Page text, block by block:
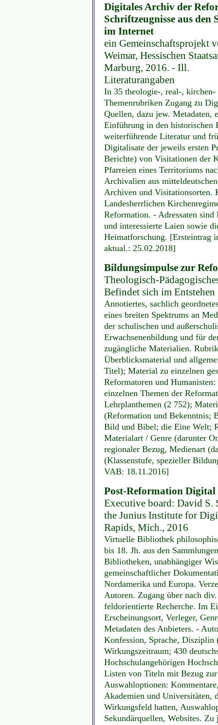
Digitales Archiv der
Schriftzeugnisse aus
im Internet
ein Gemeinschaftsprojekt
Weimar, Hessischen
Marburg, 2016. - Ill.
Literaturangaben
In 35 theologie-, real-, kirchen-
Themenrubriken Zugang zu
Quellen, dazu jew. Metadaten,
Einführung in den historischen
weiterführende Literatur und
Digitalisate der jeweils ersten
Berichte) von Visitationen der
Pfarreien eines Territoriums
Archivalien aus
Archiven und Visitationsorten.
Landesherrlichen
Reformation. - Adressaten
und interessierte Laien sowie
Heimatforschung. [Ersteintrag
aktual.: 25.02.2018]
Bildungsimpulse zur
Theologisch-
Befindet sich im Entstehen
Annotiertes, sachlich
eines breiten Spektrums an
der schulischen und
Erwachsenenbildung und für
zugängliche Materialien.
Überblicksmaterial und
Titel); Material zu einzelnen
Reformatoren und
einzelnen Themen der
Lehrplanthemen (2 752);
(Reformation und Bekenntnis;
Bild und Bibel; die Eine Welt;
Materialart / Genre (darunter
regionaler Bezug, Medienart
(Klassenstufe, spezieller
VAB: 18.11.2016]
Post-Reformation
Executive board: David S.
the Junius Institute for
Rapids, Mich., 2016
Virtuelle Bibliothek
bis 18. Jh. aus den
Bibliotheken, unabhängiger
gemeinschaftlicher
Nordamerika und Europa.
Autoren. Zugang über nach
feldorientierte Recherche. Im
Erscheinungsort, Verleger,
Metadaten des Anbieters. -
Konfession, Sprache,
Wirkungszeitraum; 430
Hochschulangehörigen
Listen von Titeln mit Bezug
Auswahloptionen:
Akademien und Universitäten,
Wirkungsfeld hatten,
Sekundärquellen, Websites.